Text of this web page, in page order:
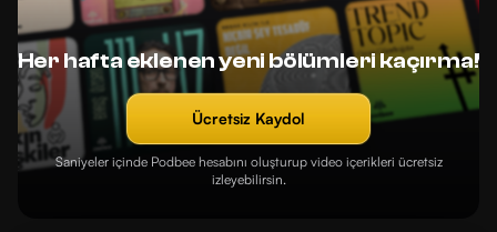
Her hafta eklenen yeni bölümleri kaçırma!
Ücretsiz Kaydol
Saniyeler içinde Podbee hesabını oluşturup video içerikleri ücretsiz
izleyebilirsin.